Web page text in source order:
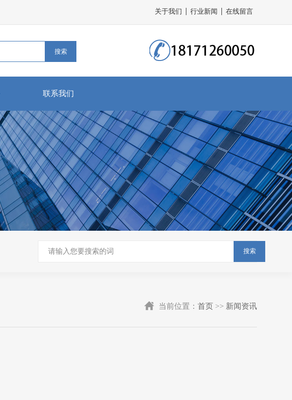
关于我们 行业新闻 在线留言
搜索
联系我们
搜索
当前位置： 首页 >> 新闻资讯